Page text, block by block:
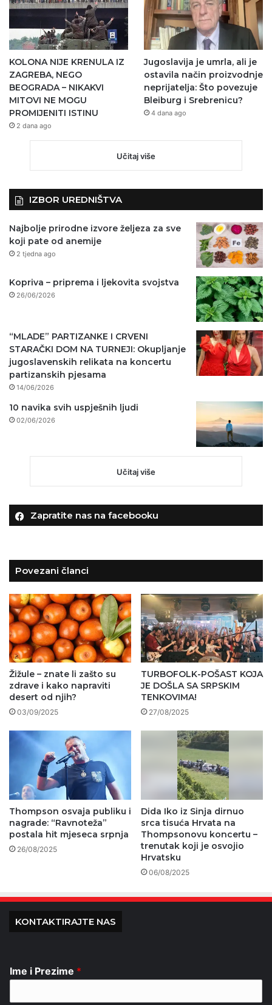
KOLONA NIJE KRENULA IZ
ZAGREBA, NEGO
BEOGRADA – NIKAKVI
MITOVI NE MOGU
PROMIJENITI ISTINU
2 dana ago
Jugoslavija je umrla, ali je
ostavila način proizvodnje
neprijatelja: Što povezuje
Bleiburg i Srebrenicu?
4 dana ago
Učitaj više
IZBOR UREDNIŠTVA
Najbolje prirodne izvore željeza za sve
koji pate od anemije
2 tjedna ago
Kopriva – priprema i ljekovita svojstva
26/06/2026
“MLADE” PARTIZANKE I CRVENI
STARAČKI DOM NA TURNEJI: Okupljanje
jugoslavenskih relikata na koncertu
partizanskih pjesama
14/06/2026
10 navika svih uspješnih ljudi
02/06/2026
Učitaj više
Zapratite nas na facebooku
Povezani članci
Žižule – znate li zašto su
zdrave i kako napraviti
desert od njih?
03/09/2025
TURBOFOLK-POŠAST KOJA
JE DOŠLA SA SRPSKIM
TENKOVIMA!
27/08/2025
Thompson osvaja publiku i
nagrade: “Ravnoteža”
postala hit mjeseca srpnja
26/08/2025
Dida Iko iz Sinja dirnuo
srca tisuća Hrvata na
Thompsonovu koncertu –
trenutak koji je osvojio
Hrvatsku
06/08/2025
KONTAKTIRAJTE NAS
Ime i Prezime *